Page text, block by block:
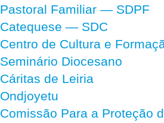
Pastoral Familiar — SDPF
Catequese — SDC
Centro de Cultura e
Seminário Diocesano
Cáritas de Leiria
Ondjoyetu
Comissão Para a Proteção